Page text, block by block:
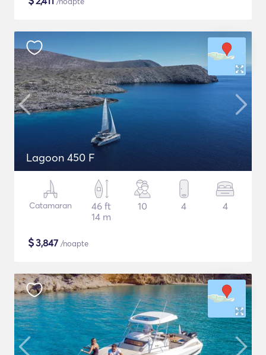
Lagoon 450 F
Catamaran
46 ft
14 m
10 4 4
$3,847 /noapte